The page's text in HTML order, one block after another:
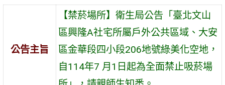
公告主旨
【禁菸場所】衛生局公告「臺北文山
區興隆A社宅所屬戶外公共區域、大安
區金華段四小段206地號綠美化空地，
自114年7 月1日起為全面禁止吸菸場